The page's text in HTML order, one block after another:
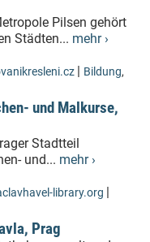
Pilsen gehört
Städten... mehr ›
| Bildung,
und Malkurse,
Stadtteil
und... mehr ›
library.org |
Prag